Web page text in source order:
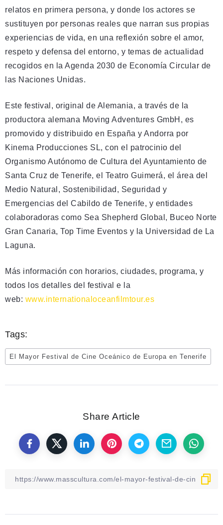
relatos en primera persona, y donde los actores se
sustituyen por personas reales que narran sus propias
experiencias de vida, en una reflexión sobre el amor,
respeto y defensa del entorno, y temas de actualidad
recogidos en la Agenda 2030 de Economía Circular de
las Naciones Unidas.
Este festival, original de Alemania, a través de la
productora alemana Moving Adventures GmbH, es
promovido y distribuido en España y Andorra por
Kinema Producciones SL, con el patrocinio del
Organismo Autónomo de Cultura del Ayuntamiento de
Santa Cruz de Tenerife, el Teatro Guimerá, el área del
Medio Natural, Sostenibilidad, Seguridad y
Emergencias del Cabildo de Tenerife, y entidades
colaboradoras como Sea Shepherd Global, Buceo Norte
Gran Canaria, Top Time Eventos y la Universidad de La
Laguna.
Más información con horarios, ciudades, programa, y ​​
todos los detalles del festival e la
web: www.internationaloceanfilmtour.es
Tags:
El Mayor Festival de Cine Oceánico de Europa en Tenerife
Share Article